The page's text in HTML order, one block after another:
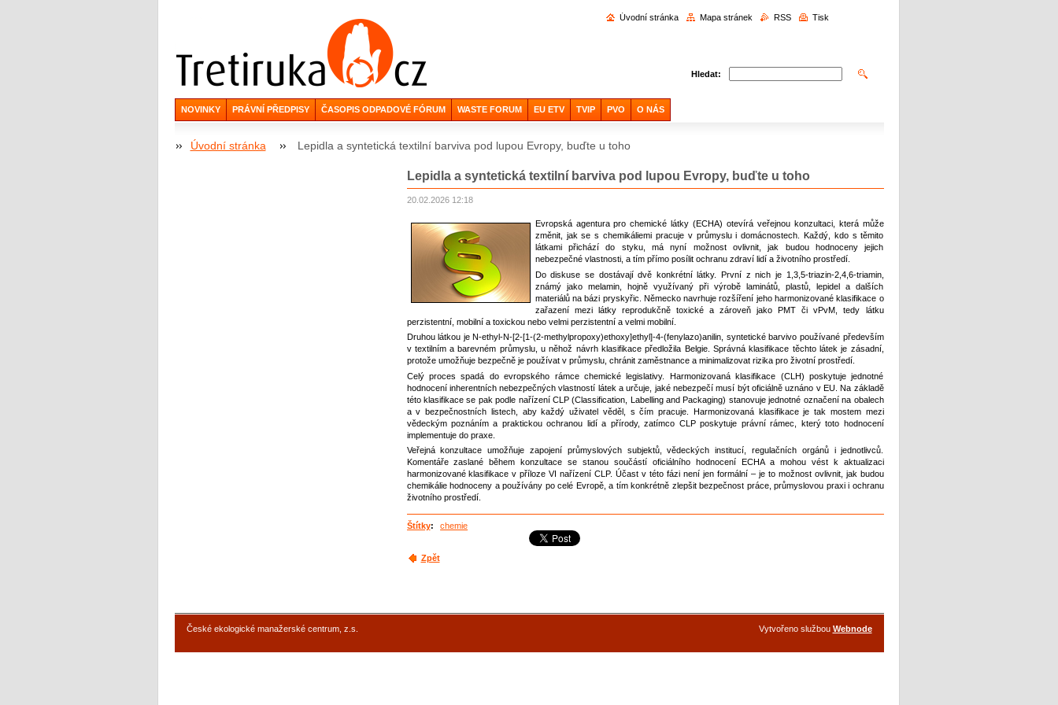
Hledat:
Úvodní stránka Mapa stránek RSS Tisk
NOVINKY PRÁVNÍ PŘEDPISY ČASOPIS ODPADOVÉ FÓRUM WASTE FORUM EU ETV TVIP PVO O NÁS
Úvodní stránka Lepidla a syntetická textilní barviva pod lupou Evropy, buďte u toho
Lepidla a syntetická textilní barviva pod lupou Evropy, buďte u toho
20.02.2026 12:18
Evropská agentura pro chemické látky (ECHA) otevírá veřejnou konzultaci, která může
změnit, jak se s chemikáliemi pracuje v průmyslu i domácnostech. Každý, kdo s těmito
látkami přichází do styku, má nyní možnost ovlivnit, jak budou hodnoceny jejich
nebezpečné vlastnosti, a tím přímo posílit ochranu zdraví lidí a životního prostředí.
Do diskuse se dostávají dvě konkrétní látky. První z nich je 1,3,5‑triazin‑2,4,6‑triamin,
známý jako melamin, hojně využívaný při výrobě laminátů, plastů, lepidel a dalších
materiálů na bázi pryskyřic. Německo navrhuje rozšíření jeho harmonizované klasifikace o
zařazení mezi látky reprodukčně toxické a zároveň jako PMT či vPvM, tedy látku
perzistentní, mobilní a toxickou nebo velmi perzistentní a velmi mobilní.
Druhou látkou je N‑ethyl‑N‑[2‑[1‑(2-methylpropoxy)ethoxy]ethyl]-4-(fenylazo)anilin, syntetické barvivo používané především
v textilním a barevném průmyslu, u něhož návrh klasifikace předložila Belgie. Správná klasifikace těchto látek je zásadní,
protože umožňuje bezpečně je používat v průmyslu, chránit zaměstnance a minimalizovat rizika pro životní prostředí.
Celý proces spadá do evropského rámce chemické legislativy. Harmonizovaná klasifikace (CLH) poskytuje jednotné
hodnocení inherentních nebezpečných vlastností látek a určuje, jaké nebezpečí musí být oficiálně uznáno v EU. Na základě
této klasifikace se pak podle nařízení CLP (Classification, Labelling and Packaging) stanovuje jednotné označení na obalech
a v bezpečnostních listech, aby každý uživatel věděl, s čím pracuje. Harmonizovaná klasifikace je tak mostem mezi
vědeckým poznáním a praktickou ochranou lidí a přírody, zatímco CLP poskytuje právní rámec, který toto hodnocení
implementuje do praxe.
Veřejná konzultace umožňuje zapojení průmyslových subjektů, vědeckých institucí, regulačních orgánů i jednotlivců.
Komentáře zaslané během konzultace se stanou součástí oficiálního hodnocení ECHA a mohou vést k aktualizaci
harmonizované klasifikace v příloze VI nařízení CLP. Účast v této fázi není jen formální – je to možnost ovlivnit, jak budou
chemikálie hodnoceny a používány po celé Evropě, a tím konkrétně zlepšit bezpečnost práce, průmyslovou praxi i ochranu
životního prostředí.
Štítky: chemie
Zpět
České ekologické manažerské centrum, z.s. Vytvořeno službou Webnode